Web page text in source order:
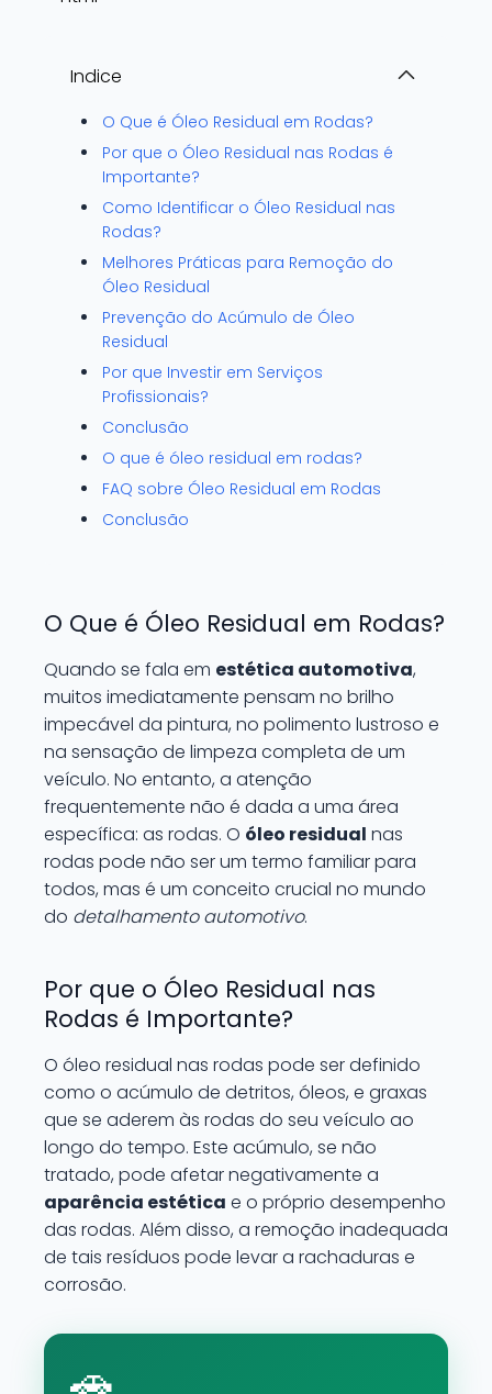
Indice
O Que é Óleo Residual em Rodas?
Por que o Óleo Residual nas Rodas é
Importante?
Como Identificar o Óleo Residual nas
Rodas?
Melhores Práticas para Remoção do
Óleo Residual
Prevenção do Acúmulo de Óleo
Residual
Por que Investir em Serviços
Profissionais?
Conclusão
O que é óleo residual em rodas?
FAQ sobre Óleo Residual em Rodas
Conclusão
O Que é Óleo Residual em Rodas?
Quando se fala em estética automotiva,
muitos imediatamente pensam no brilho
impecável da pintura, no polimento lustroso e
na sensação de limpeza completa de um
veículo. No entanto, a atenção
frequentemente não é dada a uma área
específica: as rodas. O óleo residual nas
rodas pode não ser um termo familiar para
todos, mas é um conceito crucial no mundo
do detalhamento automotivo.
Por que o Óleo Residual nas
Rodas é Importante?
O óleo residual nas rodas pode ser definido
como o acúmulo de detritos, óleos, e graxas
que se aderem às rodas do seu veículo ao
longo do tempo. Este acúmulo, se não
tratado, pode afetar negativamente a
aparência estética e o próprio desempenho
das rodas. Além disso, a remoção inadequada
de tais resíduos pode levar a rachaduras e
corrosão.